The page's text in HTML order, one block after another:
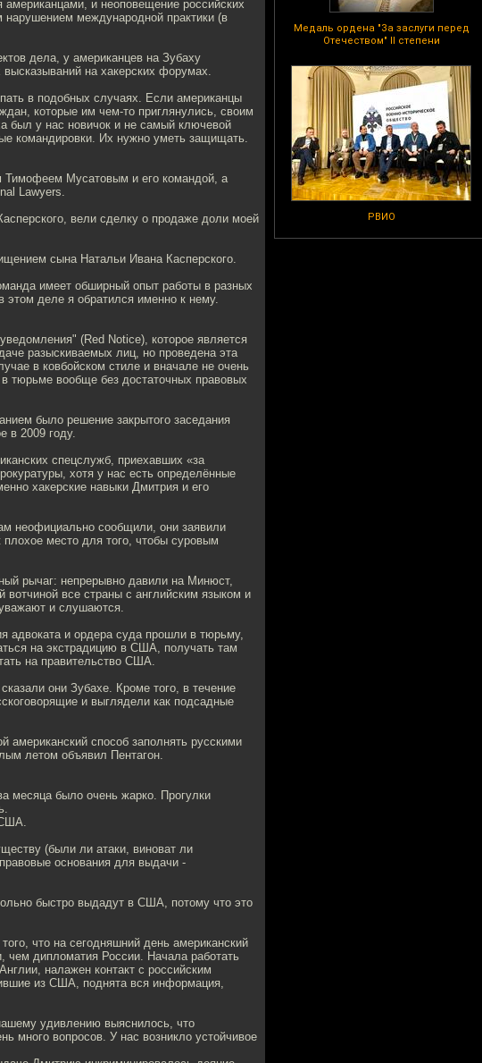
Медаль ордена "За заслуги перед
Отечеством" II степени
РВИО
и неоповещение российских
международной практики (в
дела, у американцев на Зубаху
на хакерских форумах.
в подобных случаях. Если американцы
которые им чем-то приглянулись, своим
был у нас новичок и не самый ключевой
командировки. Их нужно уметь защищать.
Тимофеем Мусатовым и его командой, а
Lawyers.
вели сделку о продаже доли моей
сына Натальи Ивана Касперского.
имеет обширный опыт работы в разных
деле я обратился именно к нему.
(Red Notice), которое является
разыскиваемых лиц, но проведена эта
в ковбойском стиле и вначале не очень
тюрьме вообще без достаточных правовых
было решение закрытого заседания
в 2009 году.
спецслужб, приехавших «за
хотя у нас есть определённые
хакерские навыки Дмитрия и его
неофициально сообщили, они заявили
место для того, чтобы суровым
рычаг: непрерывно давили на Минюст,
все страны с английским языком и
и слушаются.
адвоката и ордера суда прошли в тюрьму,
на экстрадицию в США, получать там
на правительство США.
они Зубахе. Кроме того, в течение
и выглядели как подсадные
американский способ заполнять русскими
летом объявил Пентагон.
месяца было очень жарко. Прогулки
США.
(были ли атаки, виноват ли
основания для выдачи -
быстро выдадут в США, потому что это
что на сегодняшний день американский
чем дипломатия России. Начала работать
налажен контакт с российским
из США, поднята вся информация,
удивлению выяснилось, что
много вопросов. У нас возникло устойчивое